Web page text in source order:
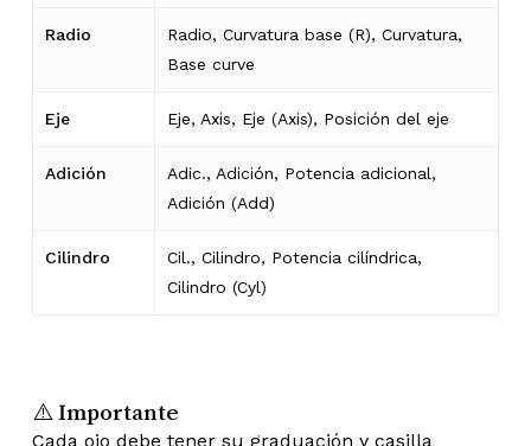
Radio
Radio, Curvatura base (R), Curvatura,
Base curve
Eje Eje, Axis, Eje (Axis), Posición del eje
Adición
Adic., Adición, Potencia adicional,
Adición (Add)
Cilindro
Cil., Cilindro, Potencia cilíndrica,
Cilindro (Cyl)
⚠️ Importante
Cada ojo debe tener su graduación y casilla